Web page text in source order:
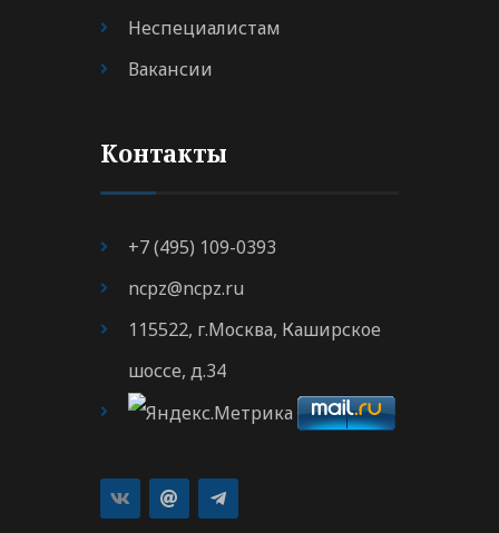
Неспециалистам
Вакансии
Контакты
+7 (495) 109-0393
ncpz@ncpz.ru
115522, г.Москва, Каширское
шоссе, д.34